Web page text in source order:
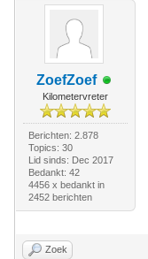
ZoefZoef
Kilometervreter
Berichten: 2.878
Topics: 30
Lid sinds: Dec 2017
Bedankt: 42
4456 x bedankt in
2452 berichten
Zoek